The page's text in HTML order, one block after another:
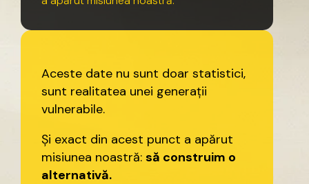
Aceste date nu sunt doar statistici,
sunt realitatea unei generații
vulnerabile.
Și exact din acest punct a apărut
misiunea noastră: să construim o
alternativă.